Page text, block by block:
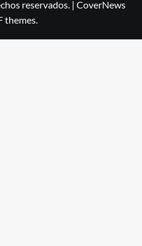
reservados. | CoverNews
themes.